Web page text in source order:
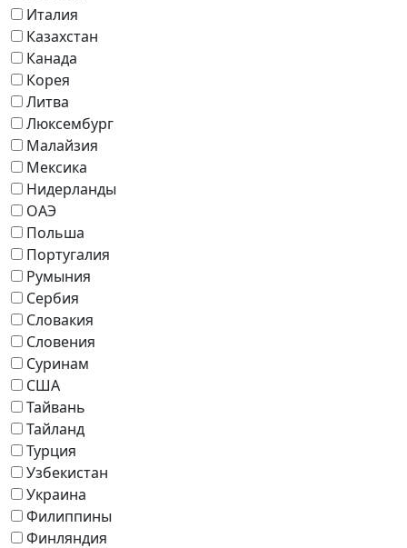
Италия
Казахстан
Канада
Корея
Литва
Люксембург
Малайзия
Мексика
Нидерланды
ОАЭ
Польша
Португалия
Румыния
Сербия
Словакия
Словения
Суринам
США
Тайвань
Тайланд
Турция
Узбекистан
Украина
Филиппины
Финляндия